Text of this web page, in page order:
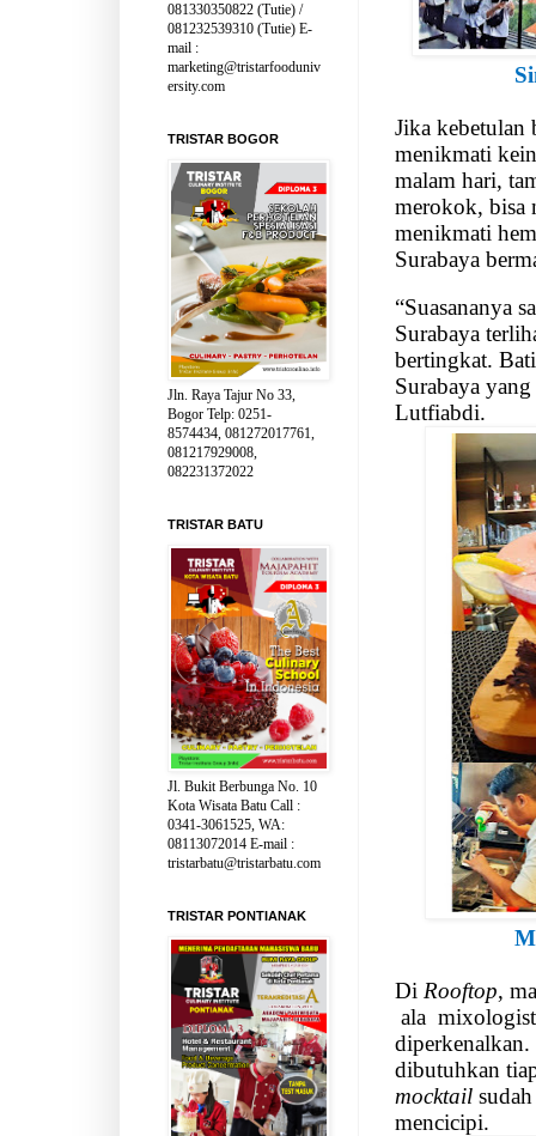
Jika kebetulan
menikmati
malam hari,
merokok, bisa
menikmati
Surabaya
“Suasananya
Surabaya
bertingkat.
Surabaya
Lutfiabdi.
Di Rooftop,
ala
diperkenalkan.
dibutuhkan
mocktail
mencicipi.
081330350822 (Tutie) /
081232539310 (Tutie) E-
mail :
marketing@tristarfooduniv
ersity.com
TRISTAR BOGOR
Jln. Raya Tajur No 33,
Bogor Telp: 0251-
8574434, 081272017761,
081217929008,
082231372022
TRISTAR BATU
Jl. Bukit Berbunga No. 10
Kota Wisata Batu Call :
0341-3061525, WA:
08113072014 E-mail :
tristarbatu@tristarbatu.com
TRISTAR PONTIANAK